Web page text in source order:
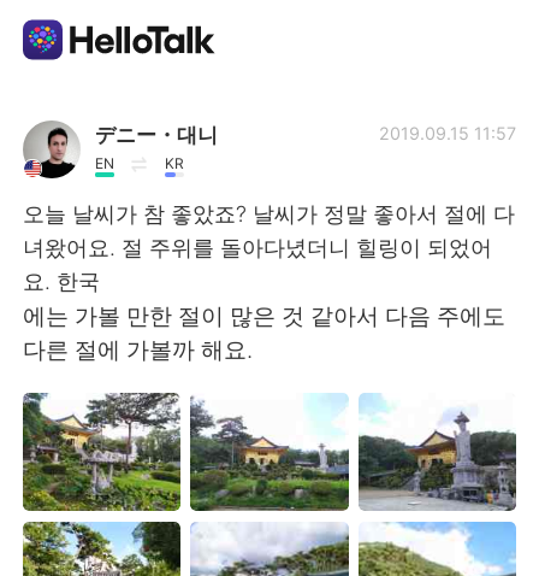
Aplicación de intercambio de idiomas
AI Grammar Checker
Español
English 简体中文
繁體中文 العربية
Français Deutsch
日本語 한국어
デニー・대니
EN KR
2019.09.15 11:57
오늘 날씨가 참 좋았죠? 날씨가 정말 좋아서 절에 다
녀왔어요. 절 주위를 돌아다녔더니 힐링이 되었어
요. 한국
에는 가볼 만한 절이 많은 것 같아서 다음 주에도
다른 절에 가볼까 해요.